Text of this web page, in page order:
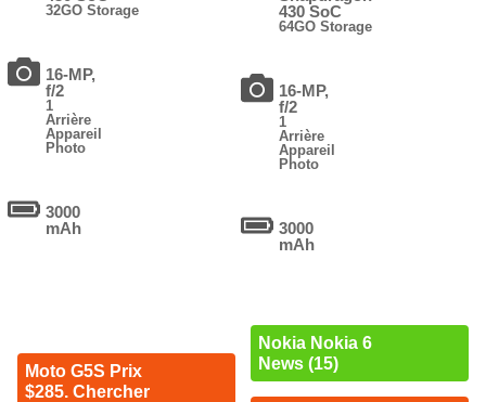
32GO Storage
16-MP,
f/2
1
Arrière
Appareil
Photo
3000
mAh
Moto G5S Prix
$285. Chercher
430 SoC
64GO Storage
16-MP,
f/2
1
Arrière
Appareil
Photo
3000
mAh
Nokia Nokia 6
News (15)